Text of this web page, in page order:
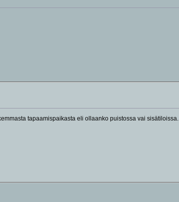
tapaamispaikasta eli ollaanko puistossa vai sisätiloissa.